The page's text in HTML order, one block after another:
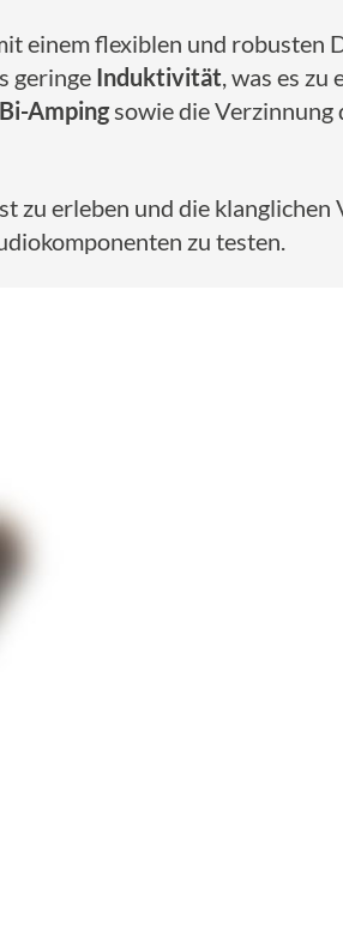
einem flexiblen und robusten
geringe Induktivität, was es zu
Bi-Ampingsowie die Verzinnung
zu erleben und die klanglichen
zu testen.